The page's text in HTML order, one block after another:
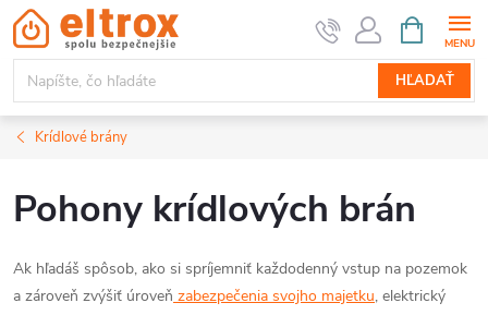
Prejsť
na
obsah
HĽADAŤ
KOŠÍK
Krídlové brány
Pohony krídlových brán
Ak hľadáš spôsob, ako si spríjemniť každodenný vstup na pozemok
a zároveň zvýšiť úroveň zabezpečenia svojho majetku, elektrický